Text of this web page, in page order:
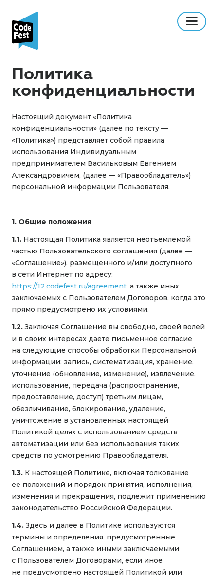
Политика
конфиденциальности
Настоящий документ «Политика
конфиденциальности» (далее по тексту —
«Политика») представляет собой правила
использования Индивидуальным
предпринимателем Васильковым Евгением
Александровичем, (далее — «Правообладатель»)
персональной информации Пользователя.
1. Общие положения
1.1. Настоящая Политика является неотъемлемой
частью Пользовательского соглашения (далее —
«Соглашение»), размещенного и/или доступного
в сети Интернет по адресу:
https://12.codefest.ru/agreement, а также иных
заключаемых с Пользователем Договоров, когда это
прямо предусмотрено их условиями.
1.2. Заключая Соглашение вы свободно, своей волей
и в своих интересах даете письменное согласие
на следующие способы обработки Персональной
информации: запись, систематизация, хранение,
уточнение (обновление, изменение), извлечение,
использование, передача (распространение,
предоставление, доступ) третьим лицам,
обезличивание, блокирование, удаление,
уничтожение в установленных настоящей
Политикой целях с использованием средств
автоматизации или без использования таких
средств по усмотрению Правообладателя.
1.3. К настоящей Политике, включая толкование
ее положений и порядок принятия, исполнения,
изменения и прекращения, подлежит применению
законодательство Российской Федерации.
1.4. Здесь и далее в Политике используются
термины и определения, предусмотренные
Соглашением, а также иными заключаемыми
с Пользователем Договорами, если иное
не предусмотрено настоящей Политикой или